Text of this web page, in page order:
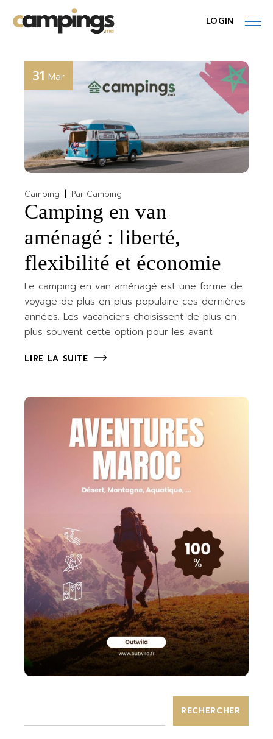
the
content
LOGIN
31 Mar
Camping Par Camping
Camping en van
aménagé : liberté,
flexibilité et économie
Le camping en van aménagé est une forme de
voyage de plus en plus populaire ces dernières
années. Les vacanciers choisissent de plus en
plus souvent cette option pour les avant
LIRE LA SUITE
RECHERCHER